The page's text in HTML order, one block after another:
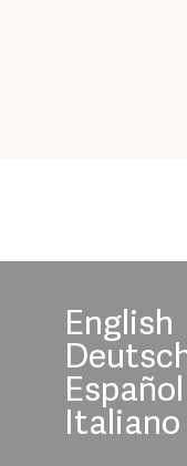
English
Español
Italiano